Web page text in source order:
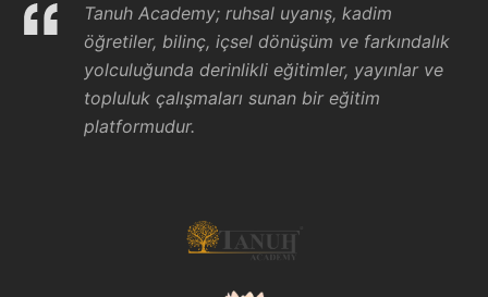
Tanuh Academy; ruhsal uyanış, kadim
öğretiler, bilinç, içsel dönüşüm ve farkındalık
yolculuğunda derinlikli eğitimler, yayınlar ve
topluluk çalışmaları sunan bir eğitim
platformudur.